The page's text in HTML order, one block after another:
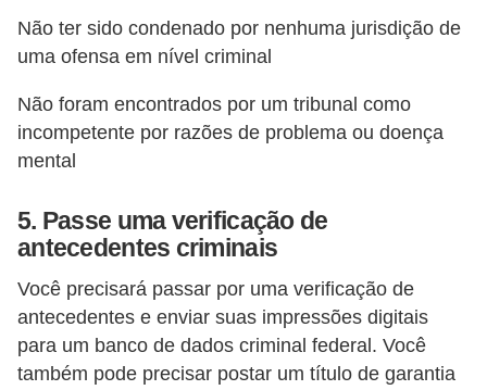
Não ter sido condenado por nenhuma jurisdição de
uma ofensa em nível criminal
Não foram encontrados por um tribunal como
incompetente por razões de problema ou doença
mental
5. Passe uma verificação de
antecedentes criminais
Você precisará passar por uma verificação de
antecedentes e enviar suas impressões digitais
para um banco de dados criminal federal. Você
também pode precisar postar um título de garantia